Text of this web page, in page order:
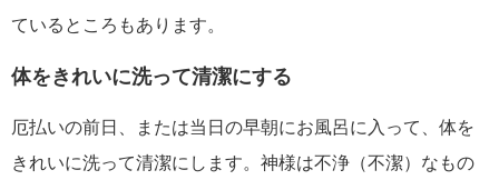
ているところもあります。
体をきれいに洗って清潔にする
厄払いの前日、または当日の早朝にお風呂に入って、体を
きれいに洗って清潔にします。神様は不浄（不潔）なもの